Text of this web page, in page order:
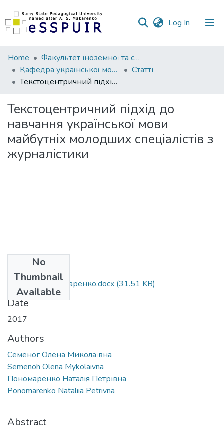
Log In (current)
Communities
&
Collections
Statistics
Home
Факультет іноземної та слов’янської філології
Кафедра української мови та літератури
Статті
Текстоцентричний підхід до навчання української мови майбутніх молодших спеціалістів з журналістики
Текстоцентричний підхід до
навчання української мови
майбутніх молодших спеціалістів з
журналістики
No
Thumbnail
Available
Семеног, Пономаренко.docx (31.51 KB)
Date
2017
Authors
Семеног Олена Миколаївна
Semenoh Olena Mykolaivna
Пономаренко Наталія Петрівна
Ponomarenko Nataliia Petrivna
Abstract